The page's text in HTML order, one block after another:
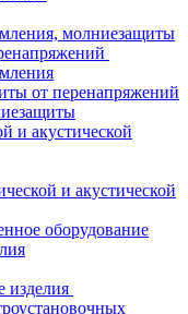
молниезащиты
от перенапряжений
и акустической
и акустической
оборудование
изделия